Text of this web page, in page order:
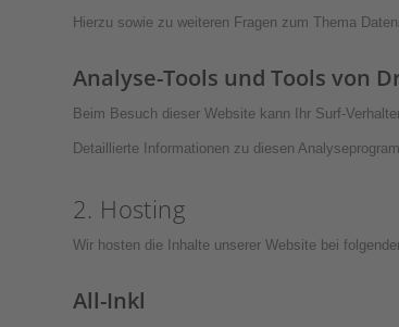
Hierzu sowie zu weiteren Fragen zum Thema
Analyse-Tools und Tools von
Beim Besuch dieser Website kann Ihr Surf-
Detaillierte Informationen zu diesen
2. Hosting
Wir hosten die Inhalte unserer Website bei
All-Inkl